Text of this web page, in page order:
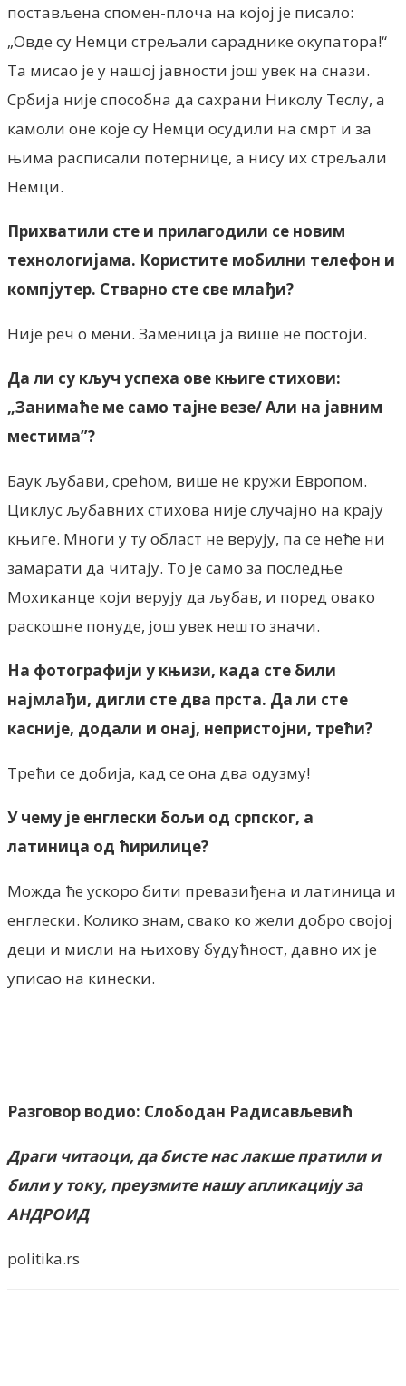
постављена спомен-плоча на којој је писало:
„Овде су Немци стрељали сараднике окупатора!“
Та мисао је у нашој јавности још увек на снази.
Србија није способна да сахрани Николу Теслу, а
камоли оне које су Немци осудили на смрт и за
њима расписали потернице, а нису их стрељали
Немци.
Прихватили сте и прилагодили се новим
технологијама. Користите мобилни телефон и
компјутер. Стварно сте све млађи?
Није реч о мени. Заменица ја више не постоји.
Да ли су кључ успеха ове књиге стихови:
„Занимаће ме само тајне везе/ Али на јавним
местима”?
Баук љубави, срећом, више не кружи Европом.
Циклус љубавних стихова није случајно на крају
књиге. Многи у ту област не верују, па се неће ни
замарати да читају. То је само за последње
Мохиканце који верују да љубав, и поред овако
раскошне понуде, још увек нешто значи.
На фотографији у књизи, када сте били
најмлађи, дигли сте два прста. Да ли сте
касније, додали и онај, непристојни, трећи?
Трећи се добија, кад се она два одузму!
У чему је енглески бољи од српског, а
латиница од ћирилице?
Можда ће ускоро бити превазиђена и латиница и
енглески. Колико знам, свако ко жели добро својој
деци и мисли на њихову будућност, давно их је
уписао на кинески.
Разговор водио: Слободан Радисављевић
Драги читаоци, да бисте нас лакше пратили и
били у току, преузмите нашу апликацију за
АНДРОИД
politika.rs